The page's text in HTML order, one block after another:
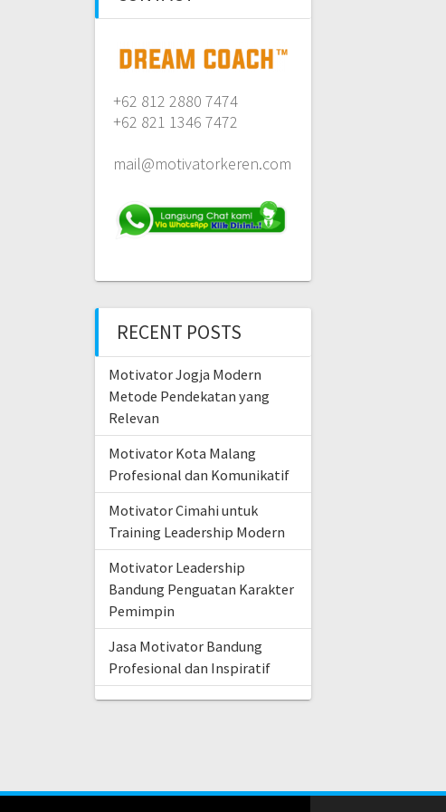
+62 812 2880 7474
+62 821 1346 7472
mail@motivatorkeren.com
RECENT POSTS
Motivator Jogja Modern
Metode Pendekatan yang
Relevan
Motivator Kota Malang
Profesional dan Komunikatif
Motivator Cimahi untuk
Training Leadership Modern
Motivator Leadership
Bandung Penguatan Karakter
Pemimpin
Jasa Motivator Bandung
Profesional dan Inspiratif